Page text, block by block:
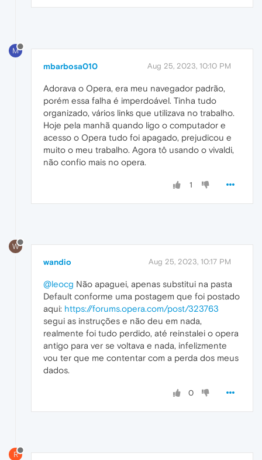
M
mbarbosa010 Aug 25, 2023, 10:10 PM
Adorava o Opera, era meu navegador padrão,
porém essa falha é imperdoável. Tinha tudo
organizado, vários links que utilizava no trabalho.
Hoje pela manhã quando ligo o computador e
acesso o Opera tudo foi apagado, prejudicou e
muito o meu trabalho. Agora tô usando o vivaldi,
não confio mais no opera.
1
W
wandio Aug 25, 2023, 10:17 PM
@leocg Não apaguei, apenas substitui na pasta
Default conforme uma postagem que foi postado
aqui: https://forums.opera.com/post/323763
segui as instruções e não deu em nada,
realmente foi tudo perdido, até reinstalei o opera
antigo para ver se voltava e nada, infelizmente
vou ter que me contentar com a perda dos meus
dados.
0
R